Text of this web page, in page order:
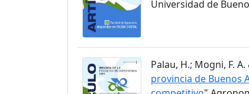
Universidad de
Palau, H.; Mogni, F.
provincia de Buenos